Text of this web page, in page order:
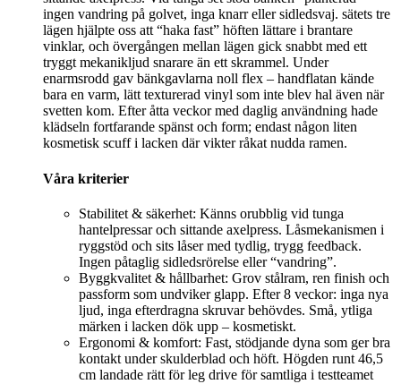
ingen vandring på golvet, inga knarr eller sidledsvaj. sätets tre
lägen hjälpte oss att “haka fast” höften lättare i brantare
vinklar, och övergången mellan lägen gick snabbt med ett
tryggt mekanikljud snarare än ett skrammel. Under
enarmsrodd gav bänkgavlarna noll flex – handflatan kände
bara en varm, lätt texturerad vinyl som inte blev hal även när
svetten kom. Efter åtta veckor med daglig användning hade
klädseln fortfarande spänst och form; endast någon liten
kosmetisk scuff i lacken där vikter råkat nudda ramen.
Våra kriterier
Stabilitet & säkerhet: Känns orubblig vid tunga
hantelpressar och sittande axelpress. Låsmekanismen i
ryggstöd och sits låser med tydlig, trygg feedback.
Ingen påtaglig sidledsrörelse eller “vandring”.
Byggkvalitet & hållbarhet: Grov stålram, ren finish och
passform som undviker glapp. Efter 8 veckor: inga nya
ljud, inga efterdragna skruvar behövdes. Små, ytliga
märken i lacken dök upp – kosmetiskt.
Ergonomi & komfort: Fast, stödjande dyna som ger bra
kontakt under skulderblad och höft. Högden runt 46,5
cm landade rätt för leg drive för samtliga i testteamet